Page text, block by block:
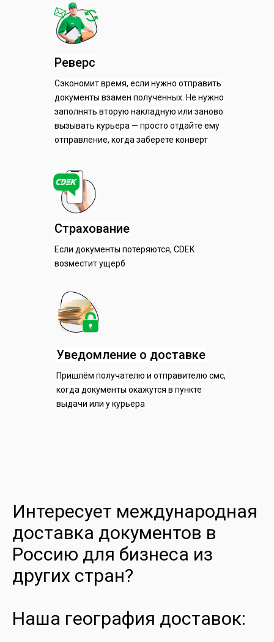
Сэкономит время, если нужно отправить
документы взамен полученных. Не нужно
заполнять вторую накладную или заново
вызывать курьера — просто отдайте ему
отправление, когда заберете конверт
Реверс
Если документы потеряются, CDEK
возместит ущерб
Страхование
Пришлём получателю и отправителю смс,
когда документы окажутся в пункте
выдачи или у курьера
Уведомление о доставке
Интересует международная
доставка документов в
Россию для бизнеса из
других стран?
Наша география доставок: